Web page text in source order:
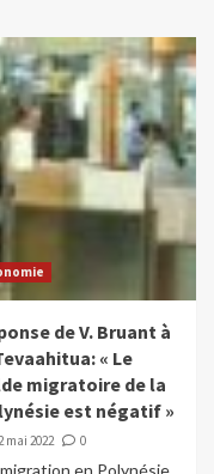
de V. Bruant à
« Le
migratoire de la
est négatif »
mai 2022 0